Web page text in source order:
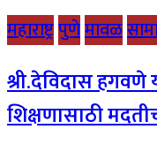
महाराष्ट्रपुणेमावळ
श्री.देविदास हगवणे
शिक्षणासाठी